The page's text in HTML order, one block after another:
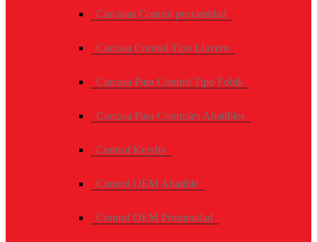
Carcasas Control proximidad
Carcasa Control Tipo Llavero
Carcasa Para Control Tipo Fobik
Carcasa Para Controles Abatibles
Control Keydiy
Control OEM Abatible
Control OEM Proximidad